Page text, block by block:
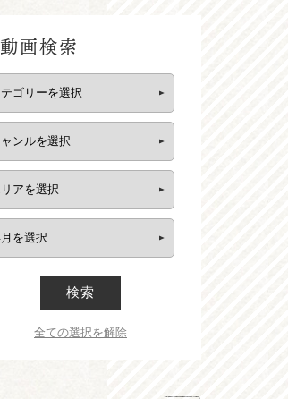
動画検索
検索
全ての選択を解除